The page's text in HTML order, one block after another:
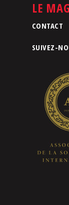
LE
CONTACT
SUIVEZ-